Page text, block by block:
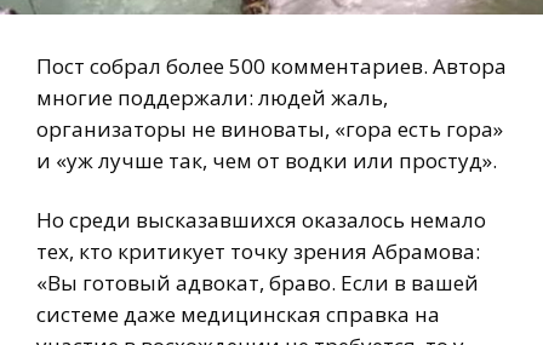
Пост собрал более 500 комментариев. Автора
многие поддержали: людей жаль,
организаторы не виноваты, «гора есть гора»
и «уж лучше так, чем от водки или простуд».
Но среди высказавшихся оказалось немало
тех, кто критикует точку зрения Абрамова:
«Вы готовый адвокат, браво. Если в вашей
системе даже медицинская справка на